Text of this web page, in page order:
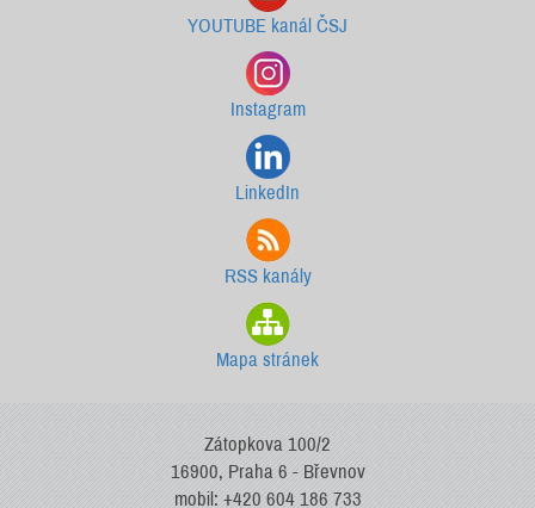
YOUTUBE kanál ČSJ
Instagram
LinkedIn
RSS kanály
Mapa stránek
Zátopkova 100/2
16900, Praha 6 - Břevnov
mobil: +420 604 186 733